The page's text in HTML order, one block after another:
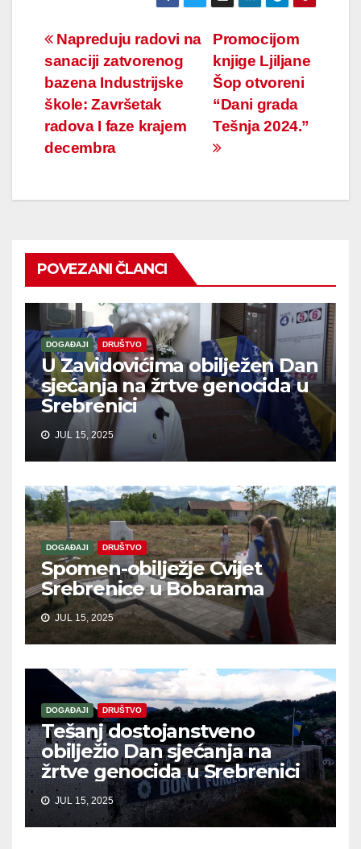
Navigacija
članaka
Promocijom
knjige Ljiljane
Šop otvoreni
“Dani grada
Tešnja 2024.”
Napreduju radovi na
sanaciji zatvorenog
bazena Industrijske
škole: Završetak
radova I faze krajem
decembra
POVEZANI ČLANCI
DOGAĐAJI DRUŠTVO
U Zavidovićima obilježen Dan
sjećanja na žrtve genocida u
Srebrenici
JUL 15, 2025
DOGAĐAJI DRUŠTVO
Spomen-obilježje Cvijet
Srebrenice u Bobarama
JUL 15, 2025
DOGAĐAJI DRUŠTVO
Tešanj dostojanstveno
obilježio Dan sjećanja na
žrtve genocida u Srebrenici
JUL 15, 2025